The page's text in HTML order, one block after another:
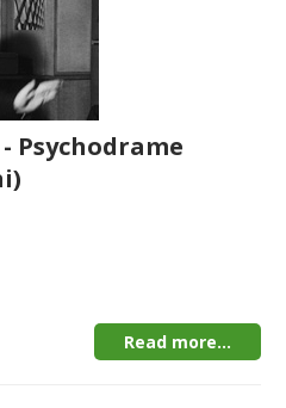
- Psychodrame
Read more...